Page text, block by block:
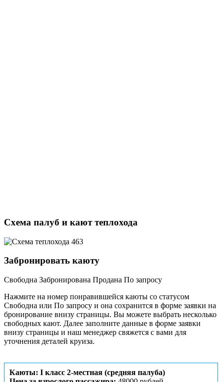
Схема палуб и кают теплохода
Забронировать каюту
Свободна Забронирована Продана По запросу
Нажмите на номер понравившейся каюты со статусом
Свободна или По запросу и она сохранится в форме заявки на
бронирование внизу страницы. Вы можете выбрать несколько
свободных кают. Далее заполните данные в форме заявки
внизу страницы и наш менеджер свяжется с вами для
уточнения деталей круиза.
Каюты: I класс 2-местная (средняя палуба)